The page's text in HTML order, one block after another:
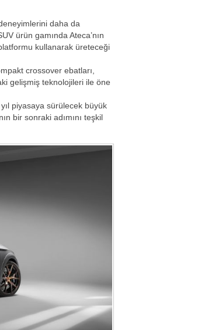
daha da
ürün gamında Ateca’nın
kullanarak üreteceği
crossover ebatları,
gelişmiş teknolojileri ile öne
piyasaya sürülecek büyük
bir sonraki adımını teşkil